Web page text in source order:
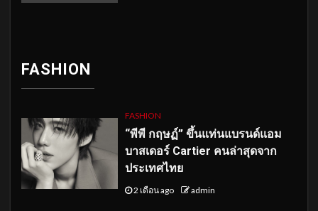
FASHION
FASHION
“พีพี กฤษฏ์” ขึ้นแท่นแบรนด์แอม
บาสเดอร์ Cartier คนล่าสุดจาก
ประเทศไทย
2 เดือน ago admin